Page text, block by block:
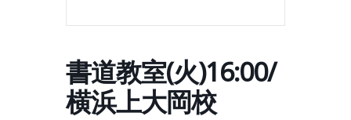
書道教室(火)16:00/
横浜上大岡校